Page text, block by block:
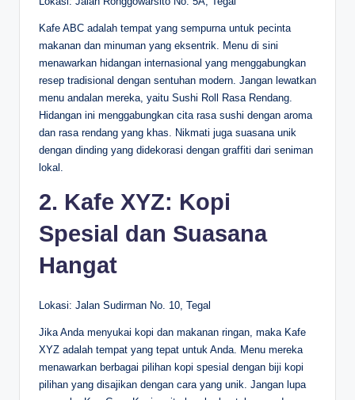
Kafe ABC adalah tempat yang sempurna untuk pecinta
makanan dan minuman yang eksentrik. Menu di sini
menawarkan hidangan internasional yang menggabungkan
resep tradisional dengan sentuhan modern. Jangan lewatkan
menu andalan mereka, yaitu Sushi Roll Rasa Rendang.
Hidangan ini menggabungkan cita rasa sushi dengan aroma
dan rasa rendang yang khas. Nikmati juga suasana unik
dengan dinding yang didekorasi dengan graffiti dari seniman
lokal.
2. Kafe XYZ: Kopi
Spesial dan Suasana
Hangat
Lokasi: Jalan Sudirman No. 10, Tegal
Jika Anda menyukai kopi dan makanan ringan, maka Kafe
XYZ adalah tempat yang tepat untuk Anda. Menu mereka
menawarkan berbagai pilihan kopi spesial dengan biji kopi
pilihan yang disajikan dengan cara yang unik. Jangan lupa